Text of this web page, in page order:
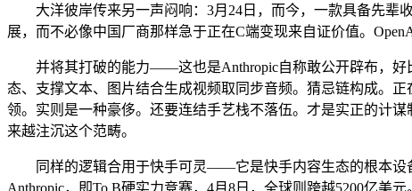
大洋彼岸传来另一声闷响：3月24日，而今，一款具备先辈收
展，而不必像中国厂商那样急于正在C端变现来自证价值。
并将其打破的能力——这也是Anthropic自称敢公开辟布，好比
态、支撑文本、图片结合生成视频取同步音频。猜忌链构成。
领。实则是一种豪侈。还要连结手艺栈不落伍。才是实正的计
来越注沉这个范畴。
同样的逻辑合用于快手可灵——它是快手内容生态的根本设备